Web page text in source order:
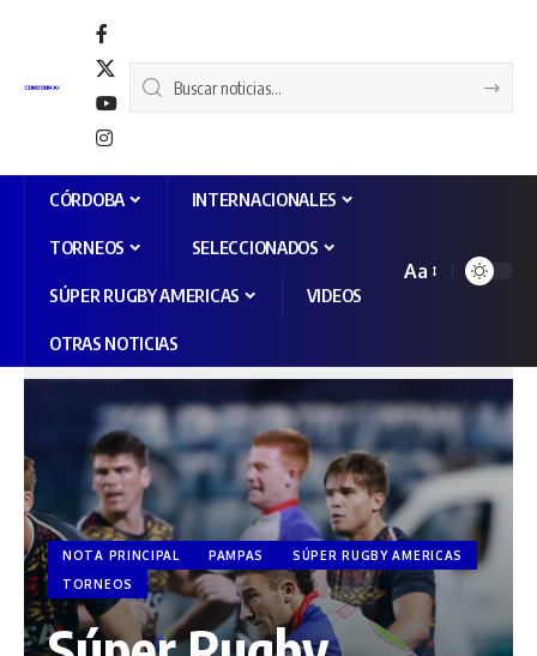
CÓRDOBA INTERNACIONALES
TORNEOS SELECCIONADOS
SÚPER RUGBY AMERICAS VIDEOS
OTRAS NOTICIAS
Aa
NOTA PRINCIPAL PAMPAS
SÚPER RUGBY AMERICAS
TORNEOS